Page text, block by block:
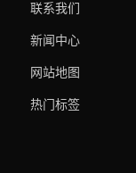
联系我们
新闻中心
网站地图
热门标签